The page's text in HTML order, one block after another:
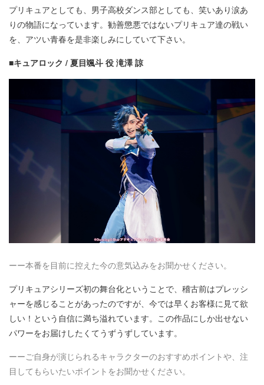
プリキュアとしても、男子高校ダンス部としても、笑いあり涙あ
りの物語になっています。勧善懲悪ではないプリキュア達の戦い
を、アツい青春を是非楽しみにしていて下さい。
■キュアロック / 夏目颯斗 役 滝澤 諒
ーー本番を目前に控えた今の意気込みをお聞かせください。
プリキュアシリーズ初の舞台化ということで、稽古前はプレッシ
ャーを感じることがあったのですが、今では早くお客様に見て欲
しい！という自信に満ち溢れています。この作品にしか出せない
パワーをお届けしたくてうずうずしています。
ーーご自身が演じられるキャラクターのおすすめポイントや、注
目してもらいたいポイントをお聞かせください。